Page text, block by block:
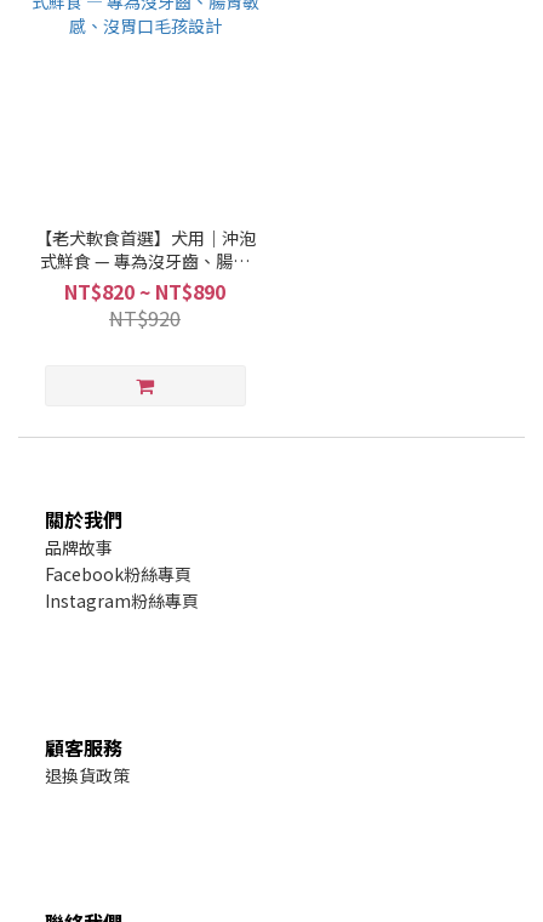
【老犬軟食首選】犬用｜沖泡
式鮮食 — 專為沒牙齒、腸胃
敏感、沒胃口毛孩設計
NT$820 ~ NT$890
NT$920
關於我們
品牌故事
Facebook粉絲專頁
Instagram粉絲專頁
顧客服務
退換貨政策